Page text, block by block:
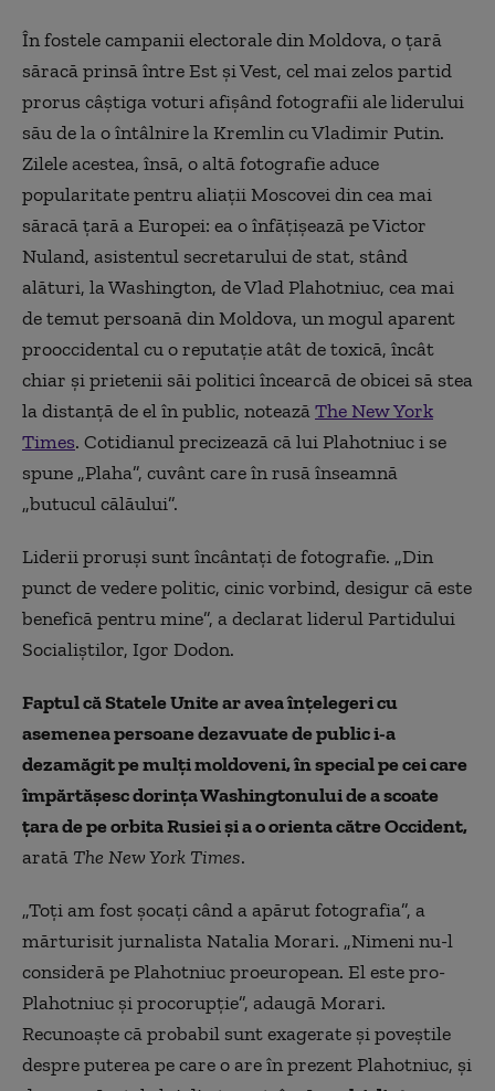
În fostele campanii electorale din Moldova, o țară
săracă prinsă între Est și Vest, cel mai zelos partid
prorus câștiga voturi afișând fotografii ale liderului
său de la o întâlnire la Kremlin cu Vladimir Putin.
Zilele acestea, însă, o altă fotografie aduce
popularitate pentru aliații Moscovei din cea mai
săracă țară a Europei: ea o înfățișează pe Victor
Nuland, asistentul secretarului de stat, stând
alături, la Washington, de Vlad Plahotniuc, cea mai
de temut persoană din Moldova, un mogul aparent
prooccidental cu o reputație atât de toxică, încât
chiar și prietenii săi politici încearcă de obicei să stea
la distanță de el în public, noteazăThe New York
Times. Cotidianul precizează că lui Plahotniuc i se
spune „Plaha”, cuvânt care în rusă înseamnă
„butucul călăului”.
Liderii proruși sunt încântați de fotografie. „Din
punct de vedere politic, cinic vorbind, desigur că este
benefică pentru mine”, a declarat liderul Partidului
Socialiștilor, Igor Dodon.
Faptul că Statele Unite ar avea înțelegeri cu
asemenea persoane dezavuate de public i-a
dezamăgit pe mulți moldoveni, în special pe cei care
împărtășesc dorința Washingtonului de a scoate
țara de pe orbita Rusiei și a o orienta către Occident,
arată The New York Times.
„Toți am fost șocați când a apărut fotografia”, a
mărturisit jurnalista Natalia Morari. „Nimeni nu-l
consideră pe Plahotniuc proeuropean. El este pro-
Plahotniuc și procorupție”, adaugă Morari.
Recunoaște că probabil sunt exagerate și poveștile
despre puterea pe care o are în prezent Plahotniuc, și